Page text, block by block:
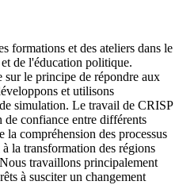
formations et des ateliers dans le
de l'éducation politique.
sur le principe de répondre aux
et utilisons
simulation. Le travail de CRISP
de confiance entre différents
la compréhension des processus
la transformation des régions
travaillons principalement
à susciter un changement